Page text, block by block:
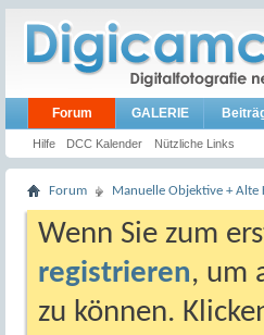
Forum
Hilfe DCC Kalender Nützliche Links
GALERIE
Forum Manuelle Objektive + Alte
Wenn Sie zum
registrieren, um
zu können.